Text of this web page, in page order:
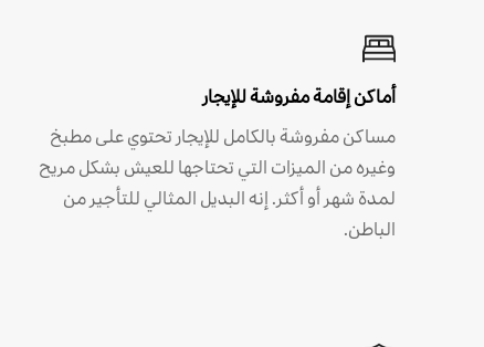
أماكن إقامة مفروشة للإيجار
مساكن مفروشة بالكامل للإيجار تحتوي على مطبخ
وغيره من الميزات التي تحتاجها للعيش بشكل مريح
لمدة شهر أو أكثر. إنه البديل المثالي للتأجير من
الباطن.